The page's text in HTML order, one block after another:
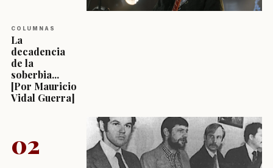
COLUMNAS
La
decadencia
de la
soberbia...
[Por Mauricio
Vidal Guerra]
02